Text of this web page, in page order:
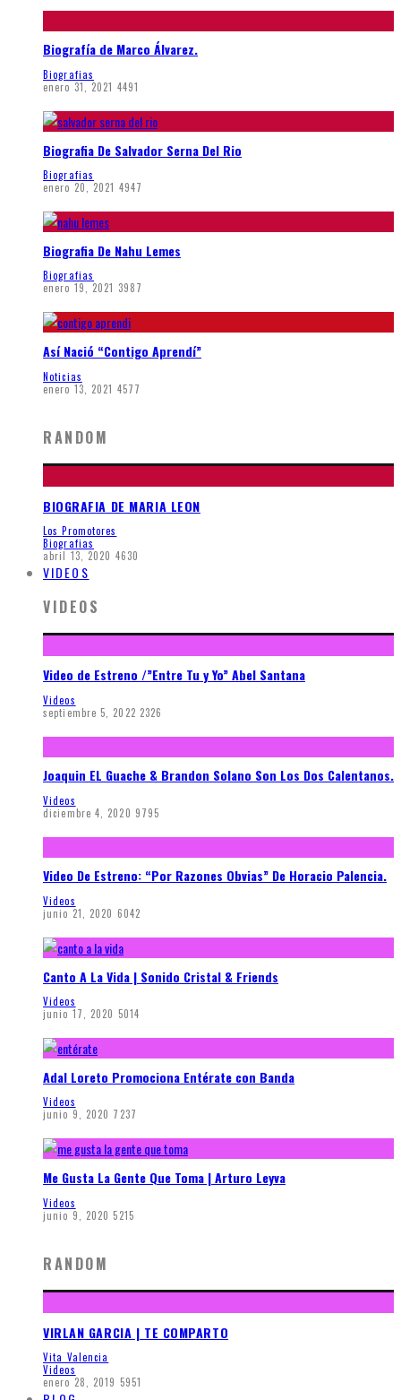
Biografía de Marco Álvarez.
Biografias
enero 31, 2021 4491
Biografia De Salvador Serna Del Rio
Biografias
enero 20, 2021 4947
Biografia De Nahu Lemes
Biografias
enero 19, 2021 3987
Así Nació “Contigo Aprendí”
Noticias
enero 13, 2021 4577
RANDOM
BIOGRAFIA DE MARIA LEON
Los Promotores
Biografias
abril 13, 2020 4630
VIDEOS
VIDEOS
Video de Estreno /”Entre Tu y Yo” Abel Santana
Videos
septiembre 5, 2022 2326
Joaquin EL Guache & Brandon Solano Son Los Dos Calentanos.
Videos
diciembre 4, 2020 9795
Video De Estreno: “Por Razones Obvias” De Horacio Palencia.
Videos
junio 21, 2020 6042
Canto A La Vida | Sonido Cristal & Friends
Videos
junio 17, 2020 5014
Adal Loreto Promociona Entérate con Banda
Videos
junio 9, 2020 7237
Me Gusta La Gente Que Toma | Arturo Leyva
Videos
junio 9, 2020 5215
RANDOM
VIRLAN GARCIA | TE COMPARTO
Vita Valencia
Videos
enero 28, 2019 5951